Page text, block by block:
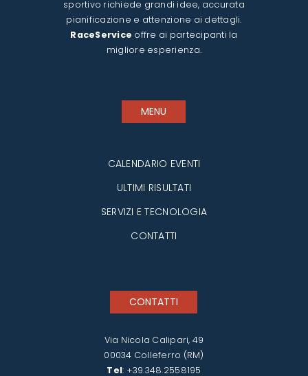
sportivo richiede grandi idee, accurata
pianificazione e attenzione ai dettagli.
RaceService offre ai partecipanti la
migliore esperienza.
MENU
CALENDARIO EVENTI
ULTIMI RISULTATI
SERVIZI E TECNOLOGIA
CONTATTI
CONTATTI
Via Nicola Calipari, 49
00034 Colleferro (RM)
Tel: +39.348.2558195